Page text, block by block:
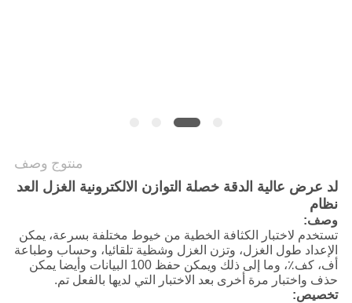
منتوج وصف
لد عرض عالية الدقة خصلة التوازن الالكترونية الغزل العد
نظام
وصف:
تستخدم لاختبار الكثافة الخطية من خيوط مختلفة بسرعة، يمكن
الإعداد طول الغزل، وتزن الغزل وشظية تلقائيا، وحساب وطباعة
أف، كف٪، وما إلى ذلك ويمكن حفظ 100 البيانات وأيضا يمكن
حذف واختبار مرة أخرى بعد الاختبار التي لديها بالفعل تم.
تخصيص: